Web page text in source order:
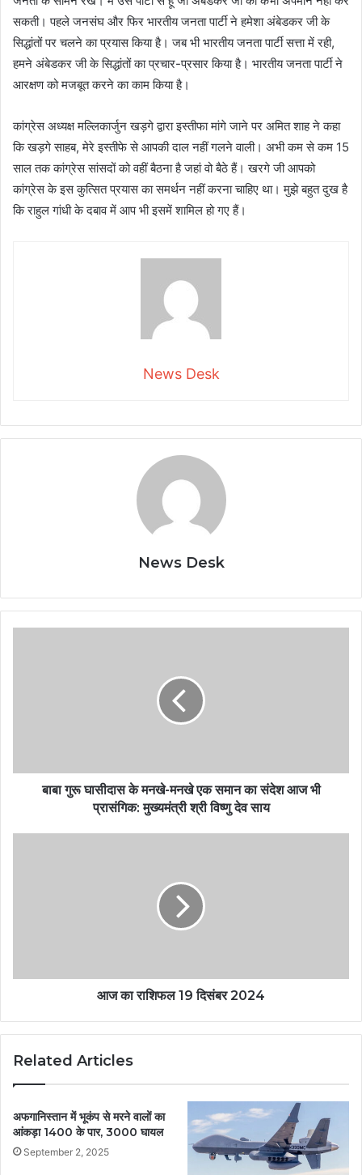
सकती। पहले जनसंघ और फिर भारतीय जनता पार्टी ने हमेशा अंबेडकर जी के
सिद्धांतों पर चलने का प्रयास किया है। जब भी भारतीय जनता पार्टी सत्ता में रही,
हमने अंबेडकर जी के सिद्धांतों का प्रचार-प्रसार किया है। भारतीय जनता पार्टी ने
आरक्षण को मजबूत करने का काम किया है।
कांग्रेस अध्यक्ष मल्लिकार्जुन खड़गे द्वारा इस्तीफा मांगे जाने पर अमित शाह ने कहा
कि खड़गे साहब, मेरे इस्तीफे से आपकी दाल नहीं गलने वाली। अभी कम से कम 15
साल तक कांग्रेस सांसदों को वहीं बैठना है जहां वो बैठे हैं। खरगे जी आपको
कांग्रेस के इस कुत्सित प्रयास का समर्थन नहीं करना चाहिए था। मुझे बहुत दुख है
कि राहुल गांधी के दबाव में आप भी इसमें शामिल हो गए हैं।
News Desk
News Desk
बाबा गुरू घासीदास के मनखे-मनखे एक समान का संदेश आज भी
प्रासंगिक: मुख्यमंत्री श्री विष्णु देव साय
आज का राशिफल 19 दिसंबर 2024
Related Articles
अफगानिस्तान में भूकंप से मरने वालों का
आंकड़ा 1400 के पार, 3000 घायल
September 2, 2025